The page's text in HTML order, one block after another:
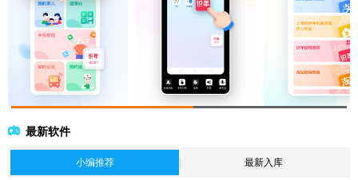
最新软件
小编推荐 最新入库